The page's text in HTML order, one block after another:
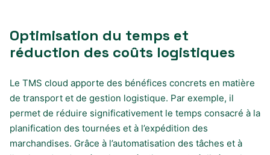
Optimisation du temps et
réduction des coûts logistiques
Le TMS cloud apporte des bénéfices concrets en matière
de transport et de gestion logistique. Par exemple, il
permet de réduire significativement le temps consacré à la
planification des tournées et à l’expédition des
marchandises. Grâce à l’automatisation des tâches et à